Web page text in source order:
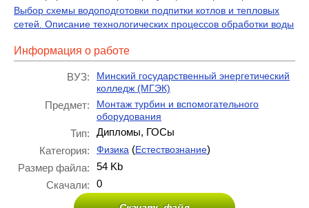
Выбор схемы водоподготовки подпитки котлов и тепловых
сетей. Описание технологических процессов обработки воды
Информация о работе
ВУЗ:
Минский государственный энергетический
колледж (МГЭК)
Предмет:
Монтаж турбин и вспомогательного
оборудования
Тип:
Дипломы, ГОСы
Категория:
Физика (Естествознание)
Размер файла:
54 Kb
Скачали:
0